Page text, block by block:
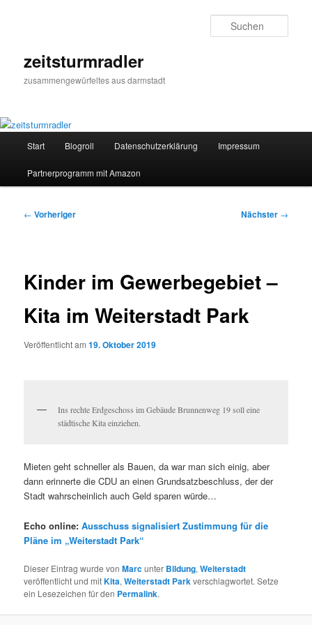
zeitsturmradler
zusammengewürfeltes aus darmstadt
Start Blogroll Datenschutzerklärung Impressum
Partnerprogramm mit Amazon
Beitragsnavigation
← Vorheriger Nächster →
Kinder im Gewerbegebiet –
Kita im Weiterstadt Park
Veröffentlicht am19. Oktober 2019
Ins rechte Erdgeschoss im Gebäude Brunnenweg 19 soll eine
städtische Kita einziehen.
Mieten geht schneller als Bauen, da war man sich einig, aber
dann erinnerte die CDU an einen Grundsatzbeschluss, der der
Stadt wahrscheinlich auch Geld sparen würde…
Echo online:Ausschuss signalisiert Zustimmung für die
Pläne im „Weiterstadt Park“
Dieser Eintrag wurde vonMarcunter Bildung,Weiterstadt
veröffentlicht und mitKita,Weiterstadt Parkverschlagwortet. Setze
ein Lesezeichen für den Permalink.